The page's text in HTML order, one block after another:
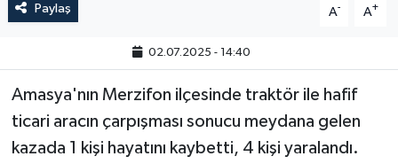
Paylaş A- A+
02.07.2025 - 14:40
Amasya'nın Merzifon ilçesinde traktör ile hafif
ticari aracın çarpışması sonucu meydana gelen
kazada 1 kişi hayatını kaybetti, 4 kişi yaralandı.